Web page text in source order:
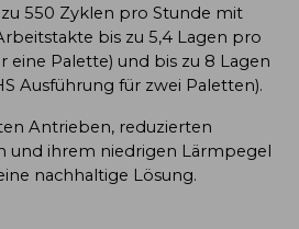
550 Zyklen pro Stunde mit
bis zu 5,4 Lagen pro
eine Palette) und bis zu 8 Lagen
Ausführung für zwei Paletten).
Antrieben, reduzierten
und ihrem niedrigen Lärmpegel
nachhaltige Lösung.